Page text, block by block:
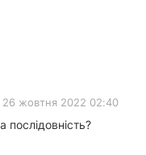
26 жовтня 2022 02:40